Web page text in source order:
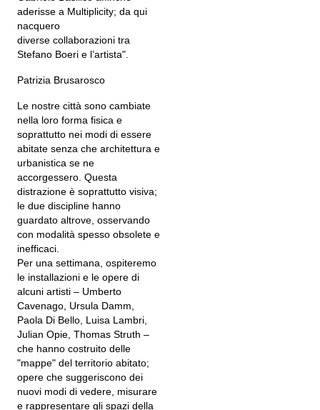
aderisse a Multiplicity; da qui
nacquero
diverse collaborazioni tra
Stefano Boeri e l’artista".
Patrizia Brusarosco
Le nostre città sono cambiate
nella loro forma fisica e
soprattutto nei modi di essere
abitate senza che architettura e
urbanistica se ne
accorgessero. Questa
distrazione è soprattutto visiva;
le due discipline hanno
guardato altrove, osservando
con modalità spesso obsolete e
inefficaci.
Per una settimana, ospiteremo
le installazioni e le opere di
alcuni artisti – Umberto
Cavenago, Ursula Damm,
Paola Di Bello, Luisa Lambri,
Julian Opie, Thomas Struth –
che hanno costruito delle
"mappe" del territorio abitato;
opere che suggeriscono dei
nuovi modi di vedere, misurare
e rappresentare gli spazi della